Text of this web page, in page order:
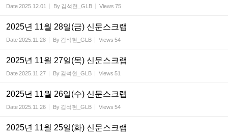
Date2025.12.01 By 김석현_GLB Views 75
2025년 11월 28일(금) 신문스크랩
Date2025.11.28 By 김석현_GLB Views 54
2025년 11월 27일(목) 신문스크랩
Date2025.11.27 By 김석현_GLB Views 51
2025년 11월 26일(수) 신문스크랩
Date2025.11.26 By 김석현_GLB Views 54
2025년 11월 25일(화) 신문스크랩